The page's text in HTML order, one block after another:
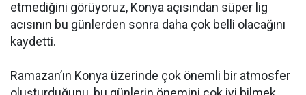
etmediğini görüyoruz, Konya açısından süper lig
acısının bu günlerden sonra daha çok belli olacağını
kaydetti.
Ramazan’ın Konya üzerinde çok önemli bir atmosfer